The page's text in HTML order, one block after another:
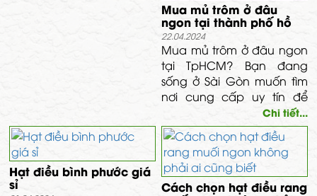
Mua mủ trôm ở đâu
ngon tại thành phố hồ
chí minh
22.04.2024
Mua mủ trôm ở đâu ngon
tại TpHCM? Bạn đang
sống ở Sài Gòn muốn tìm
nơi cung cấp uy tín để
mua mủ trôm nguyên
chất thì có thể đến công
ty vĩnh tâm nơi cung cấp
mủ trôm uy tín chất lượng
nhất việt nam.
Chi tiết...
Hạt điều bình phước giá
sỉ Cách chọn hạt điều rang